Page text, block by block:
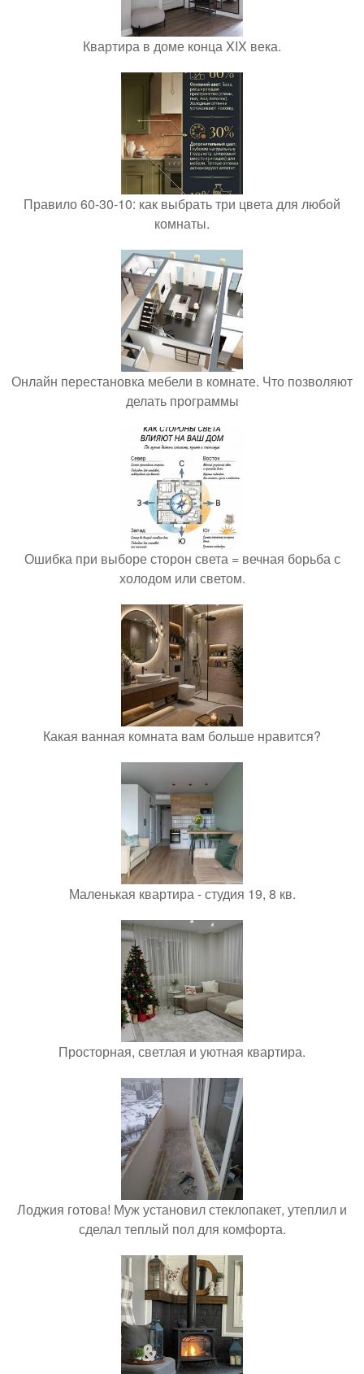
Квартира в доме конца XIX века.
Правило 60-30-10: как выбрать три цвета для любой
комнаты.
Онлайн перестановка мебели в комнате. Что позволяют
делать программы
Ошибка при выборе сторон света = вечная борьба с
холодом или светом.
Какая ванная комната вам больше нравится?
Маленькая квартира - студия 19, 8 кв.
Просторная, светлая и уютная квартира.
Лоджия готова! Муж установил стеклопакет, утеплил и
сделал теплый пол для комфорта.